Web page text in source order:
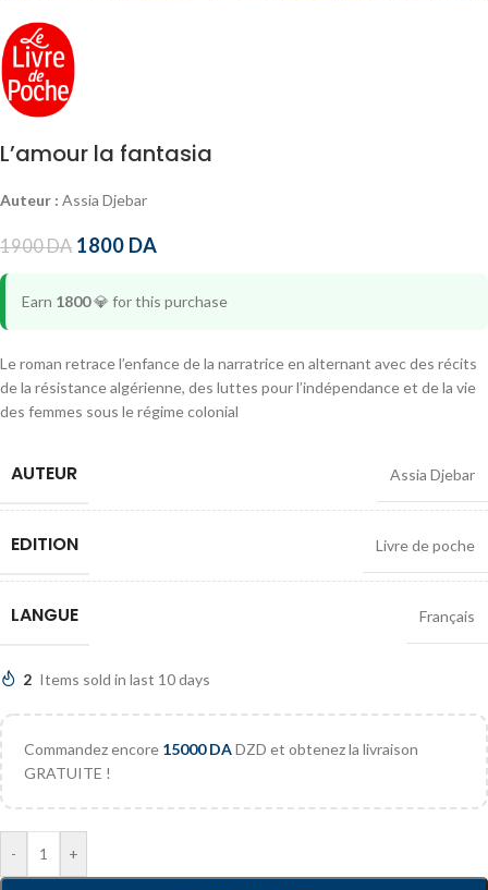
L’amour la fantasia
Auteur : Assia Djebar
1900DA 1800 DA
Earn 1800💎 for this purchase
Le roman retrace l’enfance de la narratrice en alternant avec des récits
de la résistance algérienne, des luttes pour l’indépendance et de la vie
des femmes sous le régime colonial
AUTEUR Assia Djebar
EDITION Livre de poche
LANGUE Français
2 Items sold in last 10 days
Commandez encore 15000DADZD et obtenez la livraison
GRATUITE !
- +